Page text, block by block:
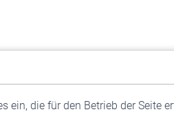
ein, die für den Betrieb der Seite